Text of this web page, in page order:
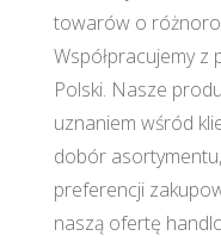
towarów o
Współpracujemy z
Polski. Nasze
uznaniem wśród
dobór
preferencji
naszą ofertę